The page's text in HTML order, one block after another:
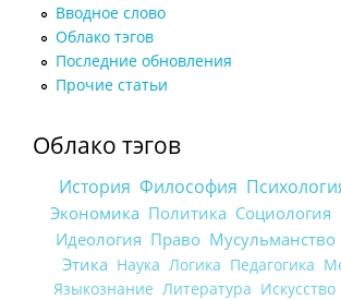
Вводное слово
Облако тэгов
Последние обновления
Прочие статьи
Облако тэгов
История Философия
Экономика Политика Социология
Идеология Право Мусульманство
Этика Наука Логика Педагогика
Языкознание Литература Искусство